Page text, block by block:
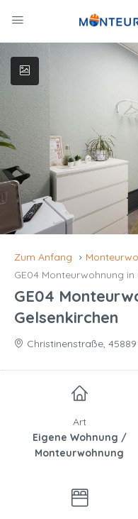
Zum Anfang
GE04 Monteurwohnung in
GE04
Gelsenkirchen
Christinenstraße,
Art
Eigene Wohnung /
Monteurwohnung